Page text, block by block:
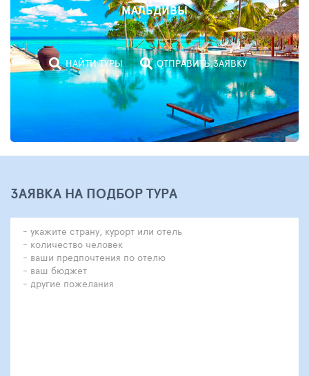
МАЛЬДИВЫ
НАЙТИ ТУРЫ ОТПРАВИТЬ ЗАЯВКУ
ЗАЯВКА НА ПОДБОР ТУРА